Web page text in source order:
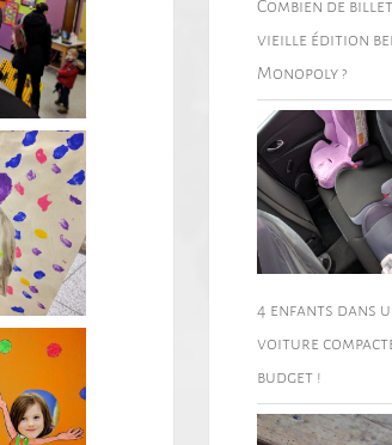
Combien de
vieille édition
Monopoly ?
4 enfants dans
voiture
budget !